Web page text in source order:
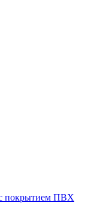
покрытием ПВХ